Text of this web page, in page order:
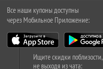
Все наши купоны доступны
через Мобильное Приложение:
Ищите скидки поблизости,
не выходя из чата: